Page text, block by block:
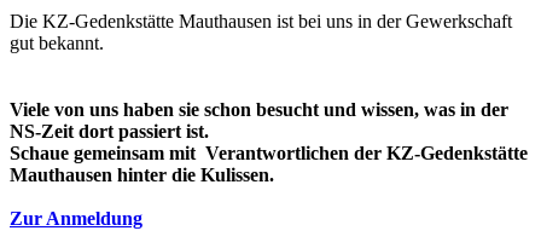
Die KZ-Gedenkstätte Mauthausen ist bei uns in der Gewerkschaft
gut bekannt.
Viele von uns haben sie schon besucht und wissen, was in der
NS-Zeit dort passiert ist.
Schaue gemeinsam mit Verantwortlichen der KZ-Gedenkstätte
Mauthausen hinter die Kulissen.
Zur Anmeldung